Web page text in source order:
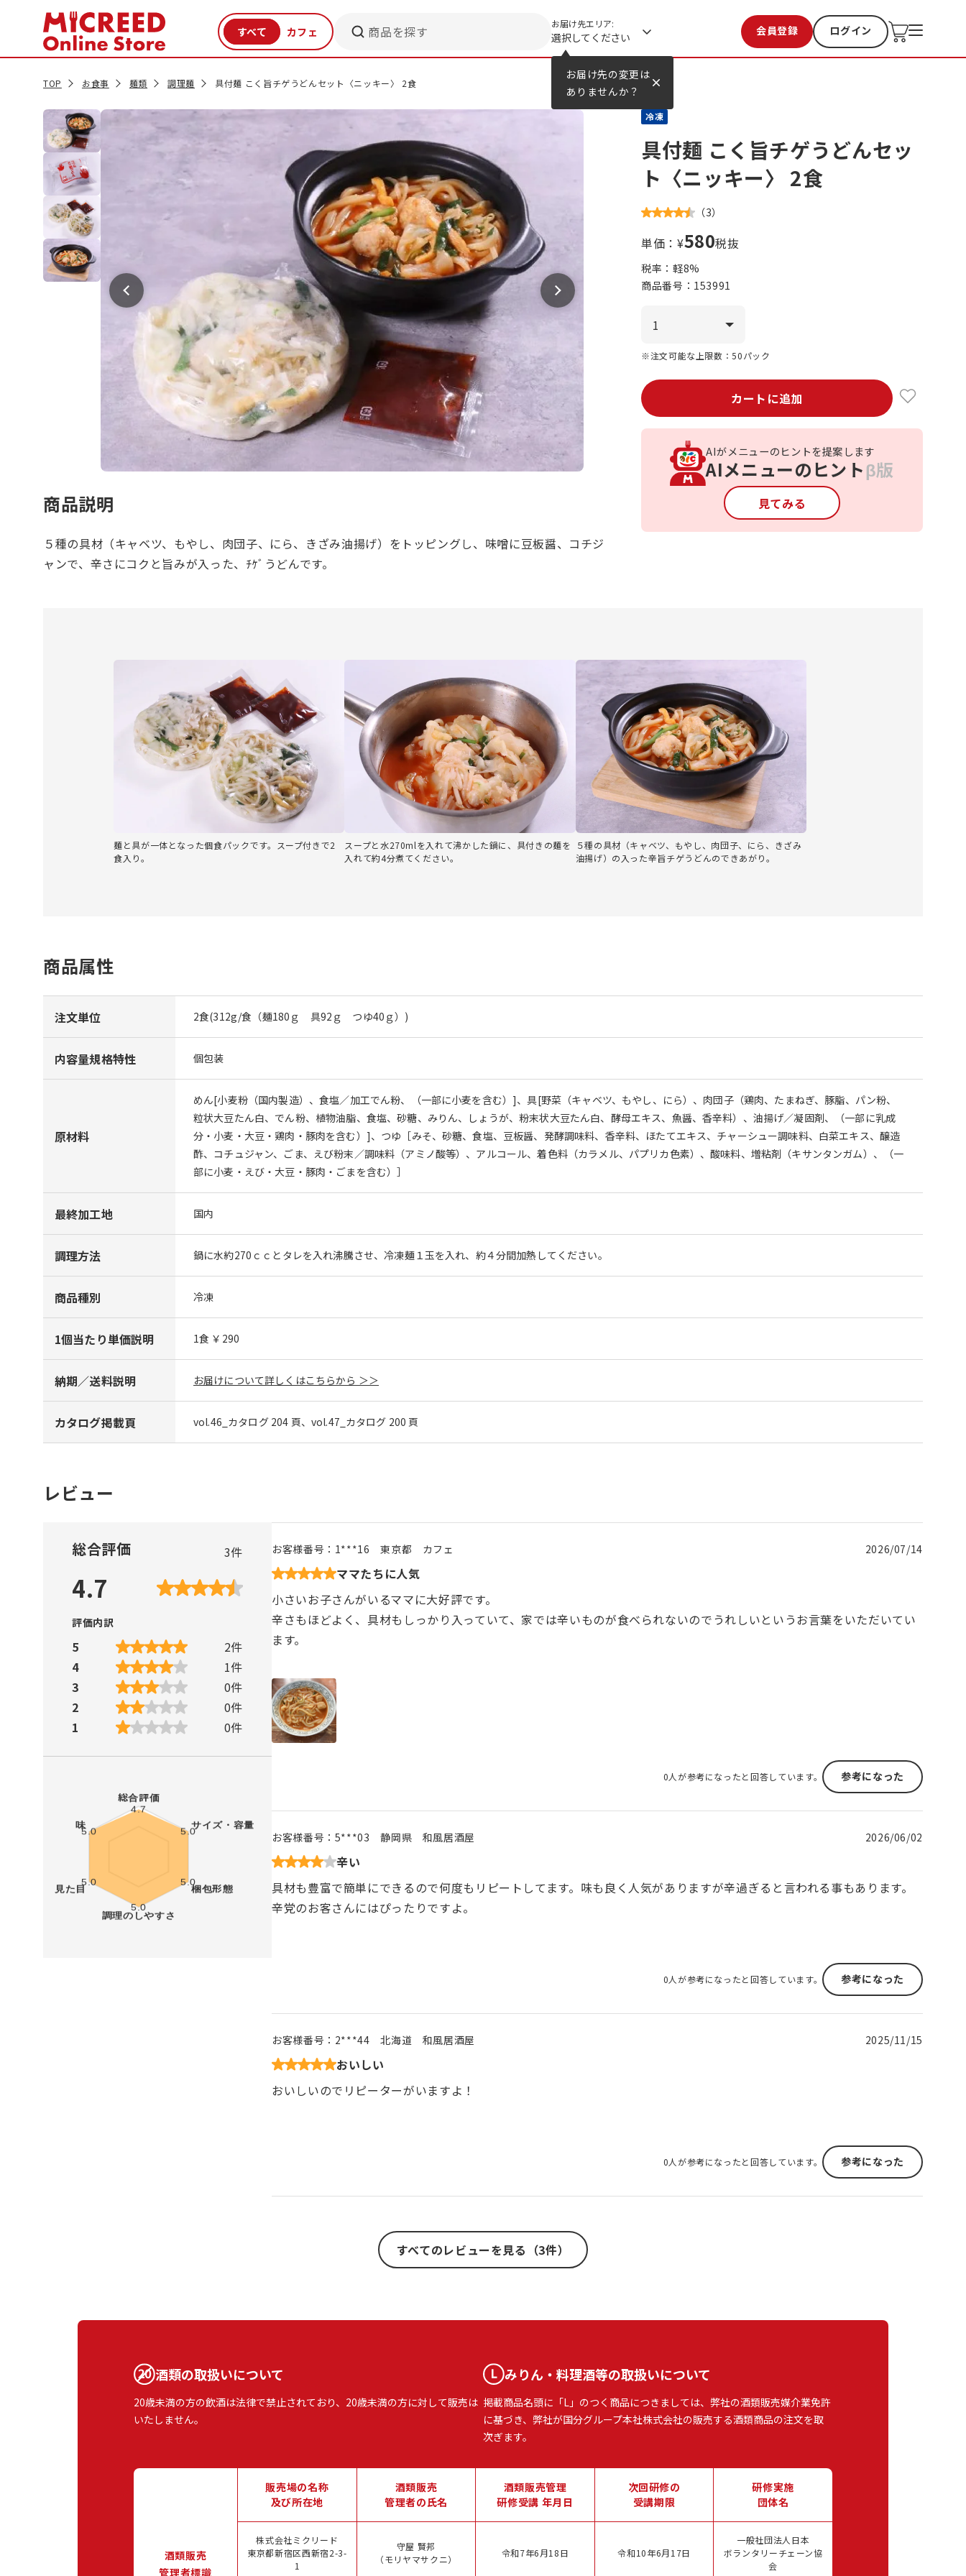
お届け先の変更は
ありませんか？
商品を探す お届け先エリア:
選択してください 会員登録 ログイン
お気に入り 過去購入
TOP お食事 麺類 調理麺 具付麺 こく旨チゲうどんセット〈ニッキー〉 2食
冷凍
具付麺 こく旨チゲうどんセッ
ト〈ニッキー〉 2食
（3）
単価：¥580税抜
税率：軽8%
商品番号： 153991
※注文可能な上限数：50パック
カートに追加
AIがメニューのヒントを提案します
AIメニューのヒントβ版
見てみる
商品説明
５種の具材（キャベツ、もやし、肉団子、にら、きざみ油揚げ）をトッピングし、味噌に豆板醤、コチジ
ャンで、辛さにコクと旨みが入った、ﾁｹﾞうどんです。
麺と具が一体となった個食パックです。スープ付きで2
食入り。
スープと水270mlを入れて沸かした鍋に、具付きの麺を
入れて約4分煮てください。
５種の具材（キャベツ、もやし、肉団子、にら、きざみ
油揚げ）の入った辛旨チゲうどんのできあがり。
商品属性
注文単位 2食(312g/食（麺180ｇ 具92ｇ つゆ40ｇ）)
内容量規格特性 個包装
原材料
めん[小麦粉（国内製造）、食塩／加工でん粉、（一部に小麦を含む）]、具[野菜（キャベツ、もやし、にら）、肉団子（鶏肉、たまねぎ、豚脂、パン粉、
粒状大豆たん白、でん粉、植物油脂、食塩、砂糖、みりん、しょうが、粉末状大豆たん白、酵母エキス、魚醤、香辛料）、油揚げ／凝固剤、（一部に乳成
分・小麦・大豆・鶏肉・豚肉を含む）]、つゆ［みそ、砂糖、食塩、豆板醤、発酵調味料、香辛料、ほたてエキス、チャーシュー調味料、白菜エキス、醸造
酢、コチュジャン、ごま、えび粉末／調味料（アミノ酸等）、アルコール、着色料（カラメル、パプリカ色素）、酸味料、増粘剤（キサンタンガム）、（一
部に小麦・えび・大豆・豚肉・ごまを含む）］
最終加工地 国内
調理方法 鍋に水約270ｃｃとタレを入れ沸騰させ、冷凍麺１玉を入れ、約４分間加熱してください。
商品種別 冷凍
1個当たり単価説明 1食 ￥290
納期／送料説明 お届けについて詳しくはこちらから ＞＞
カタログ掲載頁 vol.46_カタログ 204 頁、vol.47_カタログ 200 頁
レビュー
総合評価 3件
4.7
評価内訳
5 2件
4
1件
3
0件
2
0件
1
0件
お客様番号： 1***16 東京都 カフェ 2026/07/14
ママたちに人気
小さいお子さんがいるママに大好評です。
辛さもほどよく、具材もしっかり入っていて、家では辛いものが食べられないのでうれしいというお言葉をいただいてい
ます。
0人が参考になったと回答しています。 参考になった
お客様番号： 5***03 静岡県 和風居酒屋 2026/06/02
辛い
具材も豊富で簡単にできるので何度もリピートしてます。味も良く人気がありますが辛過ぎると言われる事もあります。
辛党のお客さんにはぴったりですよ。
0人が参考になったと回答しています。 参考になった
お客様番号： 2***44 北海道 和風居酒屋 2025/11/15
おいしい
おいしいのでリピーターがいますよ！
0人が参考になったと回答しています。 参考になった
すべてのレビューを見る（3件）
酒類の取扱いについて
20歳未満の方の飲酒は法律で禁止されており、20歳未満の方に対して販売は
いたしません。
みりん・料理酒等の取扱いについて
掲載商品名頭に「L」のつく商品につきましては、弊社の酒類販売媒介業免許
に基づき、弊社が国分グループ本社株式会社の販売する酒類商品の注文を取
次ぎます。
酒類販売
管理者標識
販売場の名称
及び所在地
酒類販売
管理者の氏名
酒類販売管理
研修受講 年月日
次回研修の
受講期限
研修実施
団体名
株式会社ミクリード
東京都新宿区西新宿2-3-
1
守屋 賢邦
（モリヤマサクニ）
令和7年6月18日 令和10年6月17日
一般社団法人日本
ボランタリーチェーン協
会